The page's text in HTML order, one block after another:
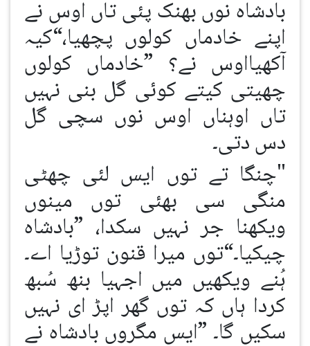
بادشاہ نوں بھنک پئی تاں اوس نے
اپنے خادماں کولوں پچھیا،“کیہ
آکھیااوس نے؟ ”خادماں کولوں
چھیتی کیتے کوئی گل بنی نہیں
تاں اوہناں اوس نوں سچی گل
دس دتی۔
"چنگا تے توں ایس لئی چھٹی
منگی سی بھئی توں مینوں
ویکھنا جر نہیں سکدا، ”بادشاہ
چیکیا۔“توں میرا قنون توڑیا اے۔
ہُنے ویکھیں میں اجہیا بنھ سُبھ
کردا ہاں کہ توں گھر اپڑ ای نہیں
سکیں گا۔ ”ایس مگروں بادشاہ نے